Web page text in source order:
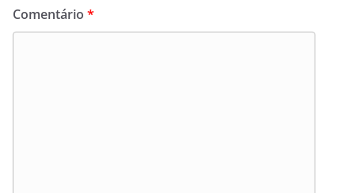
Comentário *